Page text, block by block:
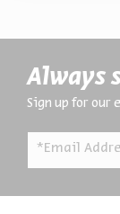
Always
Sign up for our
*Email